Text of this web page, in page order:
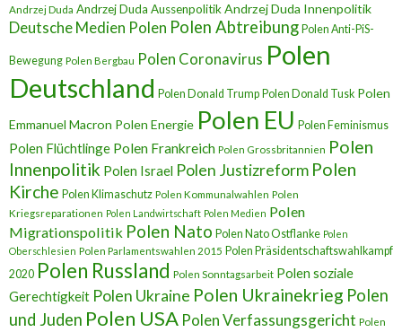
Andrzej Duda Andrzej Duda AussenpolitikAndrzej Duda Innenpolitik
Deutsche Medien Polen Polen Abtreibung Polen Anti-PiS-
Bewegung Polen Bergbau Polen Coronavirus Polen
Deutschland Polen Donald Trump Polen Donald Tusk Polen
Emmanuel Macron Polen Energie Polen EU Polen Feminismus
Polen Flüchtlinge Polen Frankreich Polen Grossbritannien Polen
Innenpolitik Polen Israel Polen Justizreform Polen
Kirche Polen Klimaschutz Polen Kommunalwahlen Polen
Kriegsreparationen Polen Landwirtschaft Polen Medien Polen
Migrationspolitik Polen Nato Polen Nato Ostflanke Polen
Oberschlesien Polen Parlamentswahlen 2015 Polen Präsidentschaftswahlkampf
2020 Polen Russland Polen Sonntagsarbeit Polen soziale
Gerechtigkeit Polen Ukraine Polen Ukrainekrieg Polen
und Juden Polen USA Polen Verfassungsgericht Polen